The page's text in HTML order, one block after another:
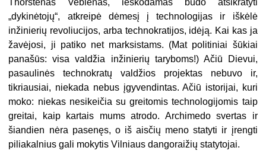
Thorstenas Veblenas, ieškodamas būdo atsikratyti
„dykinėtojų“, atkreipė dėmesį į technologijas ir iškėlė
inžinierių revoliucijos, arba technokratijos, idėją. Kai kas ja
žavėjosi, ji patiko net marksistams. (Mat politiniai šūkiai
panašūs: visa valdžia inžinierių taryboms!) Ačiū Dievui,
pasaulinės technokratų valdžios projektas nebuvo ir,
tikriausiai, niekada nebus įgyvendintas. Ačiū istorijai, kuri
moko: niekas nesikeičia su greitomis technologijomis taip
greitai, kaip kartais mums atrodo. Archimedo svertas ir
šiandien nėra pasenęs, o iš aisčių meno statyti ir įrengti
piliakalnius gali mokytis Vilniaus dangoraižių statytojai.